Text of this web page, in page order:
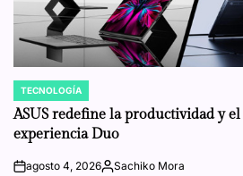
POSTED
IN
TECNOLOGÍA
ASUS redefine la productividad y
experiencia Duo
onagosto 4, 2026Posted
Sachiko Mora